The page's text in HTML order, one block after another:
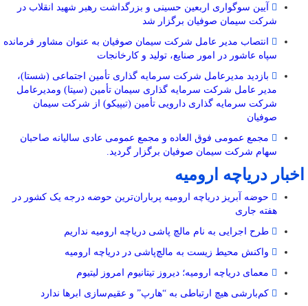
آیین سوگواری اربعین حسینی و بزرگداشت رهبر شهید انقلاب در
شرکت سیمان صوفیان برگزار شد
انتصاب مدیر عامل شرکت سیمان صوفیان به عنوان مشاور فرمانده
سپاه عاشور در امور صنایع، تولید و کارخانجات
بازدید مدیرعامل شرکت سرمایه گذاری تأمین اجتماعی (شستا)،
مدیر عامل شرکت سرمایه گذاری سیمان تأمین (سیتا) ومدیرعامل
شرکت سرمایه گذاری دارویی تأمین (تیپیکو) از شرکت سیمان
صوفیان
مجمع عمومی فوق العاده و مجمع عمومی عادی سالیانه صاحبان
سهام شرکت سیمان صوفیان برگزار گردید.
اخبار دریاچه ارومیه
حوضه آبریز دریاچه ارومیه پرباران‌ترین حوضه‌ درجه یک کشور در
هفته جاری
طرح اجرایی به نام مالچ پاشی دریاچه ارومیه نداریم
واکنش محیط زیست به مالچ‌پاشی در دریاچه ارومیه
معمای دریاچه ارومیه؛ دیروز تیتانیوم امروز لیتیوم
کم‌بارشی هیچ ارتباطی به “هارپ” و عقیم‌سازی ابرها ندارد